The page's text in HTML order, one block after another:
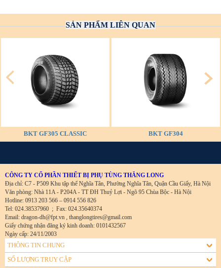
SẢN PHẨM LIÊN QUAN
BKT GF305 CLASSIC BKT GF304
CÔNG TY CỔ PHẦN THIẾT BỊ PHỤ TÙNG THĂNG LONG
Địa chỉ: C7 - P509 Khu tập thể Nghĩa Tân, Phường Nghĩa Tân, Quận Cầu Giấy, Hà Nội
Văn phòng: Nhà 11A - P204A - TT ĐH Thuỷ Lợi - Ngõ 95 Chùa Bộc - Hà Nội
Hotline: 0913 203 566 – 0914 556 826
Tel: 024.38537960 ; Fax: 024.35640374
Email: dragon-dh@fpt.vn , thanglongtires@gmail.com
Giấy chứng nhận đăng ký kinh doanh: 0101432567
Ngày cấp: 24/11/2003
THÔNG TIN CHUNG
SỐ LƯỢNG TRUY CẬP